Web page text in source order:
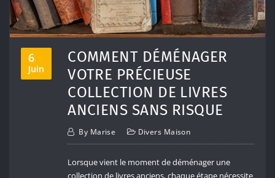
6
Juin
COMMENT DÉMÉNAGER
VOTRE PRÉCIEUSE
COLLECTION DE LIVRES
ANCIENS SANS RISQUE
By Marise Divers Maison
Lorsque vient le moment de déménager une
collection de livres anciens, chaque étape nécessite